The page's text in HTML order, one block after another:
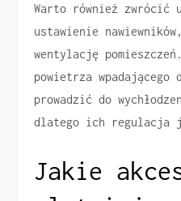
Warto również zwrócić
ustawienie
wentylację
powietrza wpadającego
prowadzić do
dlatego ich regulacja
Jakie